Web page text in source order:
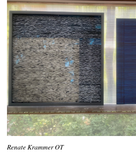
Renate Krammer OT